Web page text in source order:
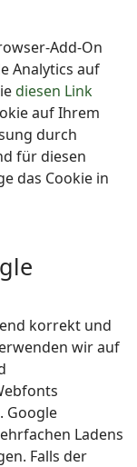
Add-On
Analytics auf
diesen Link
auf Ihrem
durch
für diesen
das Cookie in
korrekt und
wir auf
Google
Ladens
Falls der